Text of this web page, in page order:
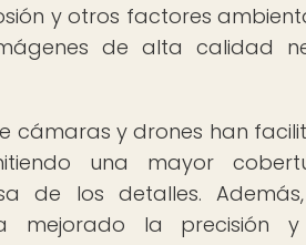
y otros factores
de alta calidad
cámaras y drones han
una mayor
de los detalles.
mejorado la precisión